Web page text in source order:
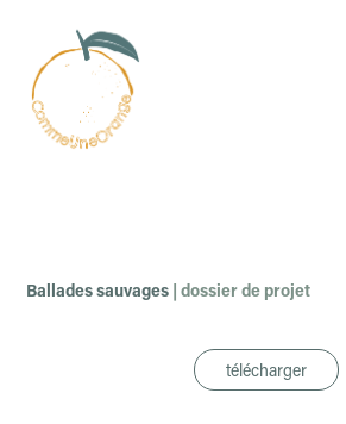
Ballades sauvages | dossier de projet
télécharger